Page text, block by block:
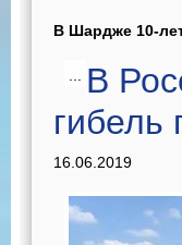
В Шардже 10-
В
гибель
16.06.2019